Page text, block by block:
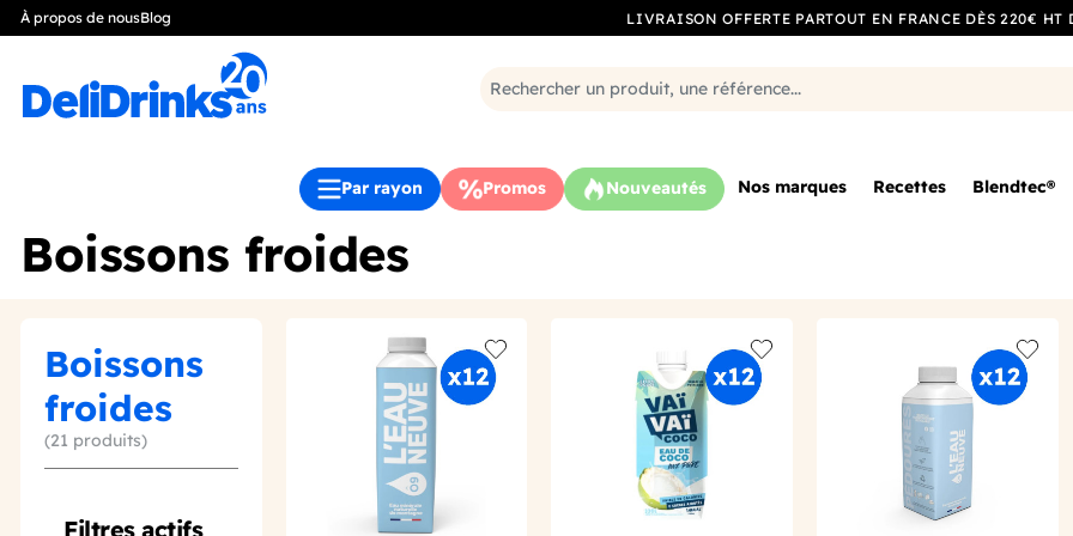
À propos de nousBlog LIVRAISON OFFERTE PARTOUT EN FRANCE DÈS 220€ HT
Par rayon Promos Nouveautés Nos marques Recettes Blendtec®
Boissons froides
Boissons
froides
(21 produits)
Filtres actifs
Add to wishlist Add to wishlist Add